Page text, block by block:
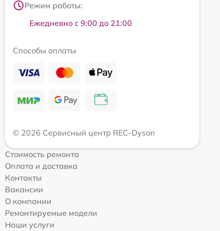
Режим работы:
Ежедневно с 9:00 до 21:00
Способы оплаты
© 2026 Сервисный центр REC-Dyson
Стоимость ремонта
Оплата и доставка
Контакты
Вакансии
О компании
Ремонтируемые модели
Наши услуги